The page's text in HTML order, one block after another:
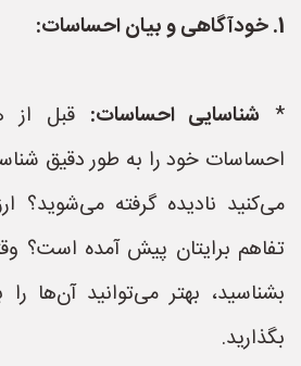
1. خودآگاهی و بیان احساسات:
* شناسایی احساسات: قبل از
احساسات خود را به طور دقیق
می‌کنید نادیده گرفته می‌شوید؟
تفاهم برایتان پیش آمده است؟
بشناسید، بهتر می‌توانید آن‌ها
بگذارید.